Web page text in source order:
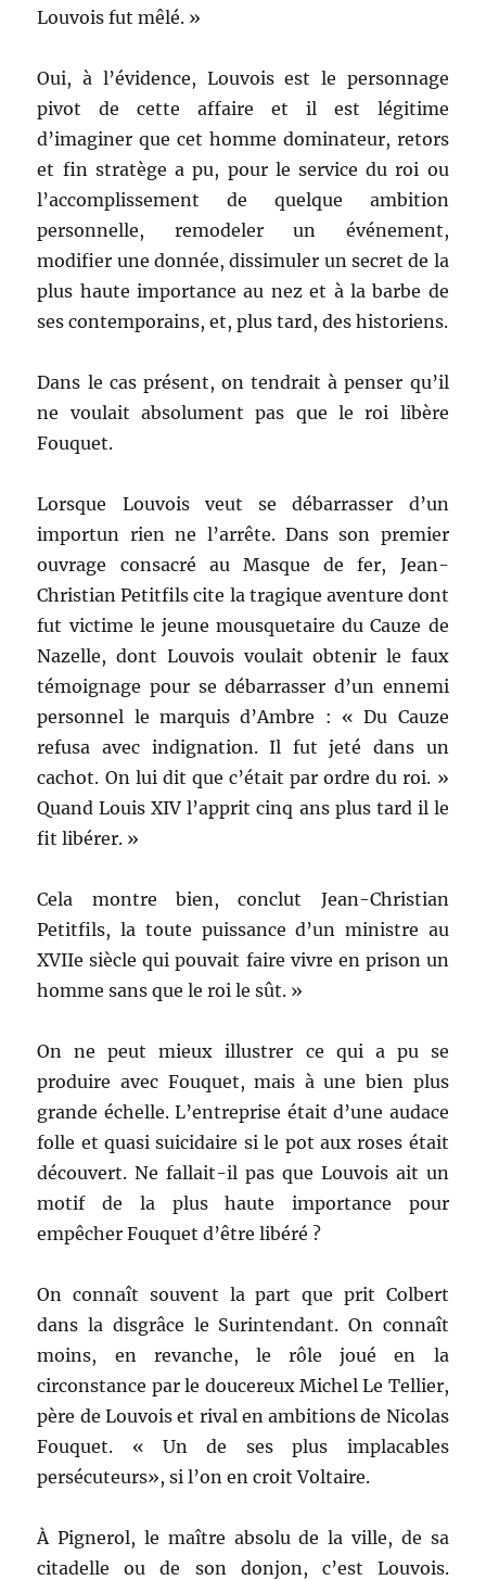
Louvois fut mêlé. »
Oui, à l’évidence, Louvois est le personnage
pivot de cette affaire et il est légitime
d’imaginer que cet homme dominateur, retors
et fin stratège a pu, pour le service du roi ou
l’accomplissement de quelque ambition
personnelle, remodeler un événement,
modifier une donnée, dissimuler un secret de la
plus haute importance au nez et à la barbe de
ses contemporains, et, plus tard, des historiens.
Dans le cas présent, on tendrait à penser qu’il
ne voulait absolument pas que le roi libère
Fouquet.
Lorsque Louvois veut se débarrasser d’un
importun rien ne l’arrête. Dans son premier
ouvrage consacré au Masque de fer, Jean-
Christian Petitfils cite la tragique aventure dont
fut victime le jeune mousquetaire du Cauze de
Nazelle, dont Louvois voulait obtenir le faux
témoignage pour se débarrasser d’un ennemi
personnel le marquis d’Ambre : « Du Cauze
refusa avec indignation. Il fut jeté dans un
cachot. On lui dit que c’était par ordre du roi. »
Quand Louis XIV l’apprit cinq ans plus tard il le
fit libérer. »
Cela montre bien, conclut Jean-Christian
Petitfils, la toute puissance d’un ministre au
XVIIe siècle qui pouvait faire vivre en prison un
homme sans que le roi le sût. »
On ne peut mieux illustrer ce qui a pu se
produire avec Fouquet, mais à une bien plus
grande échelle. L’entreprise était d’une audace
folle et quasi suicidaire si le pot aux roses était
découvert. Ne fallait-il pas que Louvois ait un
motif de la plus haute importance pour
empêcher Fouquet d’être libéré ?
On connaît souvent la part que prit Colbert
dans la disgrâce le Surintendant. On connaît
moins, en revanche, le rôle joué en la
circonstance par le doucereux Michel Le Tellier,
père de Louvois et rival en ambitions de Nicolas
Fouquet. « Un de ses plus implacables
persécuteurs», si l’on en croit Voltaire.
À Pignerol, le maître absolu de la ville, de sa
citadelle ou de son donjon, c’est Louvois.